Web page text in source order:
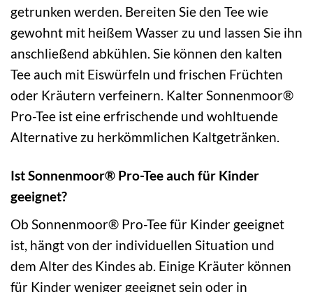
getrunken werden. Bereiten Sie den Tee wie
gewohnt mit heißem Wasser zu und lassen Sie ihn
anschließend abkühlen. Sie können den kalten
Tee auch mit Eiswürfeln und frischen Früchten
oder Kräutern verfeinern. Kalter Sonnenmoor®
Pro-Tee ist eine erfrischende und wohltuende
Alternative zu herkömmlichen Kaltgetränken.
Ist Sonnenmoor® Pro-Tee auch für Kinder
geeignet?
Ob Sonnenmoor® Pro-Tee für Kinder geeignet
ist, hängt von der individuellen Situation und
dem Alter des Kindes ab. Einige Kräuter können
für Kinder weniger geeignet sein oder in